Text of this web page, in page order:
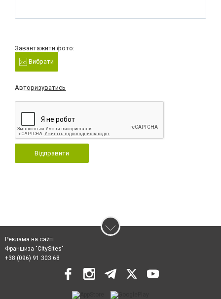
Завантажити фото:
Вибрати
Авторизуватись
Відправити
Реклама на сайті
Франшиза "CitySites"
+38 (096) 91 303 68